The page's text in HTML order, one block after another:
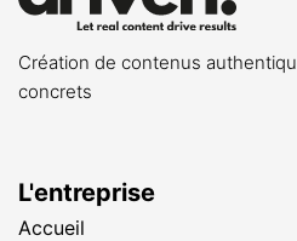
Création de contenus
concrets
L'entreprise
Accueil